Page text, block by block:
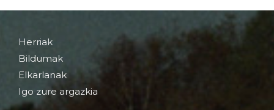
Herriak
Bildumak
Elkarlanak
Igo zure argazkia